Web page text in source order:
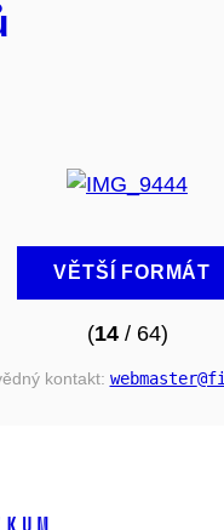
VĚTŠÍ FORMÁT
(14/ 64)
kontakt: webmaster@fi